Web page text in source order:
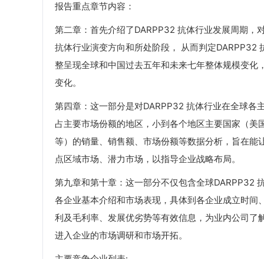
报告重点章节内容：
第二章：首先介绍了DARPP32 抗体行业发展周期，
抗体行业演变方向和所处阶段， 从而判定DARPP32
整呈现全球和中国过去五年和未来七年整体规模变
变化。
第四章：这一部分是对DARPP32 抗体行业在全球各
占主要市场份额的地区，小到各个地区主要国家（
等）的销量、销售额、市场份额等数据分析，旨在
点区域市场、潜力市场，以指导企业战略布局。
第九章和第十章：这一部分不仅包含全球DARPP32
各企业基本介绍和市场表现，具体到各企业成立时
利及毛利率、发展优劣势等有效信息，为业内公司
进入企业的市场调研和市场开拓。